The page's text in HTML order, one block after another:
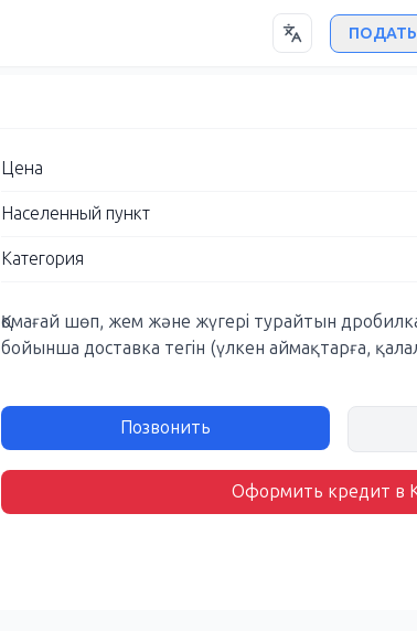
Цена
Населенный пункт
Категория
Қомағай шөп, жем және жүгері турайтын
бойынша доставка тегін (үлкен аймақтарға,
Позвонить
Оформить кредит в